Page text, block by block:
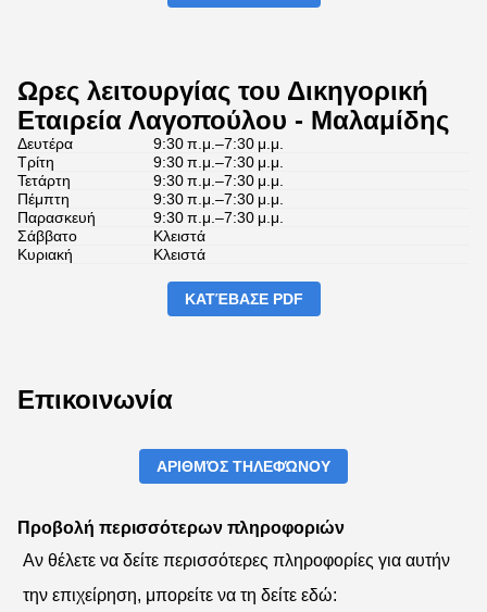
Ωρες λειτουργίας του Δικηγορική
Εταιρεία Λαγοπούλου - Μαλαμίδης
Δευτέρα
9:30 π.μ.–7:30 μ.μ.
Τρίτη
9:30 π.μ.–7:30 μ.μ.
Τετάρτη
9:30 π.μ.–7:30 μ.μ.
Πέμπτη
9:30 π.μ.–7:30 μ.μ.
Παρασκευή
9:30 π.μ.–7:30 μ.μ.
Σάββατο
Κλειστά
Κυριακή
Κλειστά
ΚΑΤΈΒΑΣΕ PDF
Επικοινωνία
ΑΡΙΘΜΌΣ ΤΗΛΕΦΏΝΟΥ
Προβολή περισσότερων πληροφοριών
Αν θέλετε να δείτε περισσότερες πληροφορίες για αυτήν
την επιχείρηση, μπορείτε να τη δείτε εδώ: